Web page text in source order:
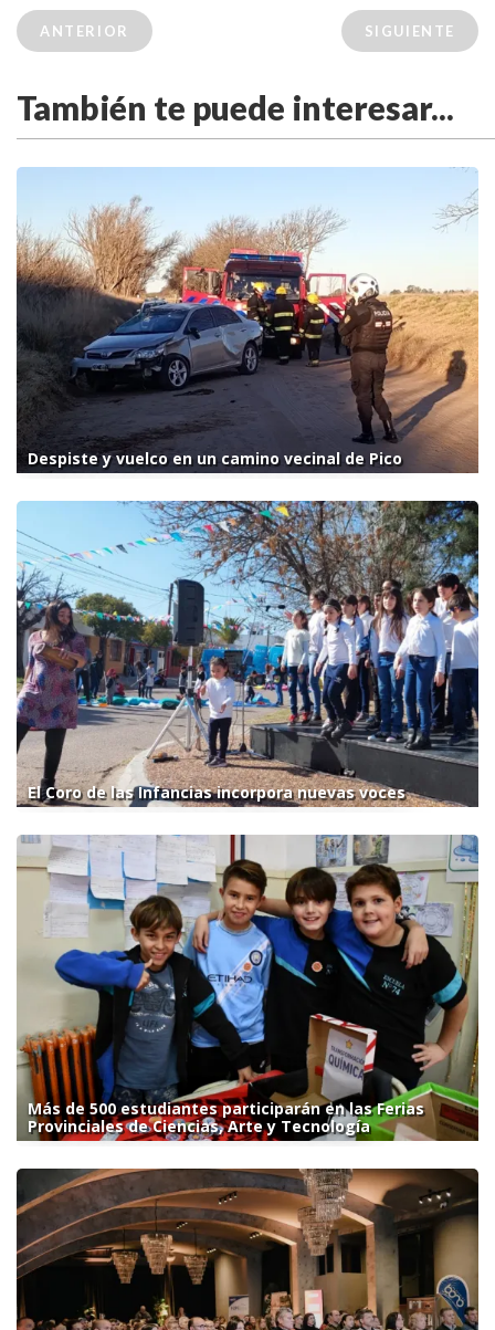
ANTERIOR SIGUIENTE
También te puede interesar...
Despiste y vuelco en un camino vecinal de Pico
El Coro de las Infancias incorpora nuevas voces
Más de 500 estudiantes participarán en las Ferias
Provinciales de Ciencias, Arte y Tecnología